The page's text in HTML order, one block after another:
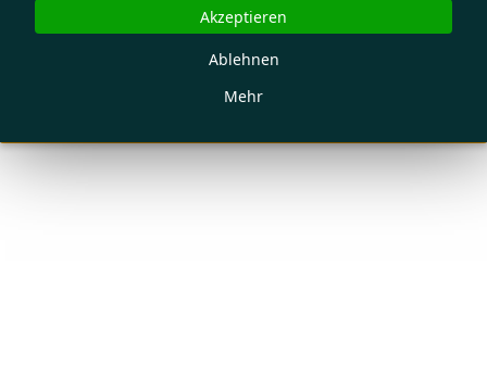
Mehr
Ablehnen
Akzeptieren